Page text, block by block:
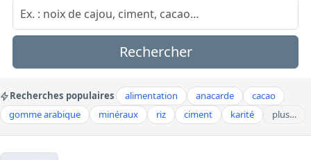
Rechercher
Recherches populaires alimentation anacarde
cacao
gomme arabique
minéraux riz ciment karité plus…